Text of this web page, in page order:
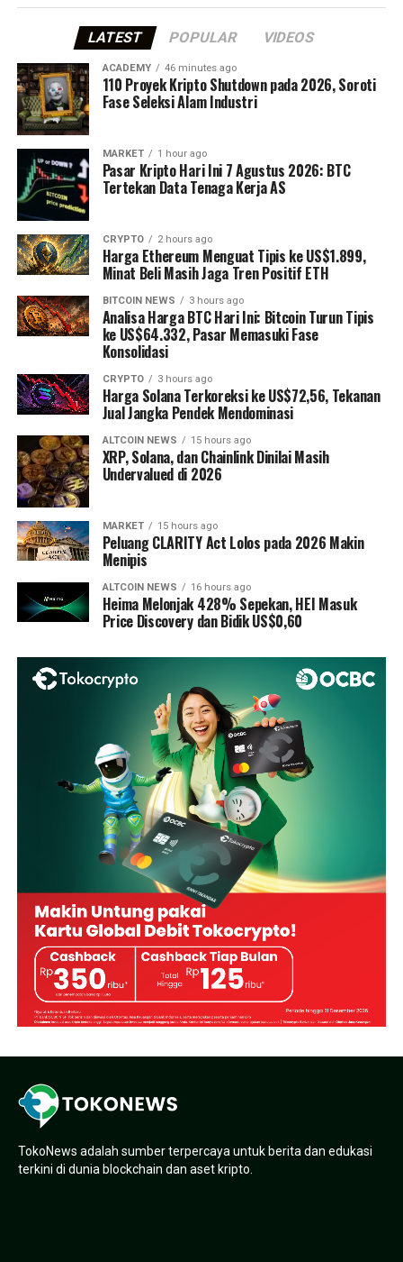
LATEST POPULAR VIDEOS
ACADEMY 46 minutes ago
110 Proyek Kripto Shutdown pada 2026, Soroti
Fase Seleksi Alam Industri
MARKET 1 hour ago
Pasar Kripto Hari Ini 7 Agustus 2026: BTC
Tertekan Data Tenaga Kerja AS
CRYPTO 2 hours ago
Harga Ethereum Menguat Tipis ke US$1.899,
Minat Beli Masih Jaga Tren Positif ETH
BITCOIN NEWS 3 hours ago
Analisa Harga BTC Hari Ini: Bitcoin Turun Tipis
ke US$64.332, Pasar Memasuki Fase
Konsolidasi
CRYPTO 3 hours ago
Harga Solana Terkoreksi ke US$72,56, Tekanan
Jual Jangka Pendek Mendominasi
ALTCOIN NEWS 15 hours ago
XRP, Solana, dan Chainlink Dinilai Masih
Undervalued di 2026
MARKET 15 hours ago
Peluang CLARITY Act Lolos pada 2026 Makin
Menipis
ALTCOIN NEWS 16 hours ago
Heima Melonjak 428% Sepekan, HEI Masuk
Price Discovery dan Bidik US$0,60
TokoNews adalah sumber terpercaya untuk berita dan edukasi
terkini di dunia blockchain dan aset kripto.